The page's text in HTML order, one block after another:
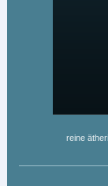
reine ätherische